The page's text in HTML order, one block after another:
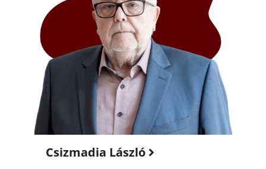
Csizmadia László